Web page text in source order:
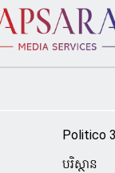
Politico
បរិស្ថាន